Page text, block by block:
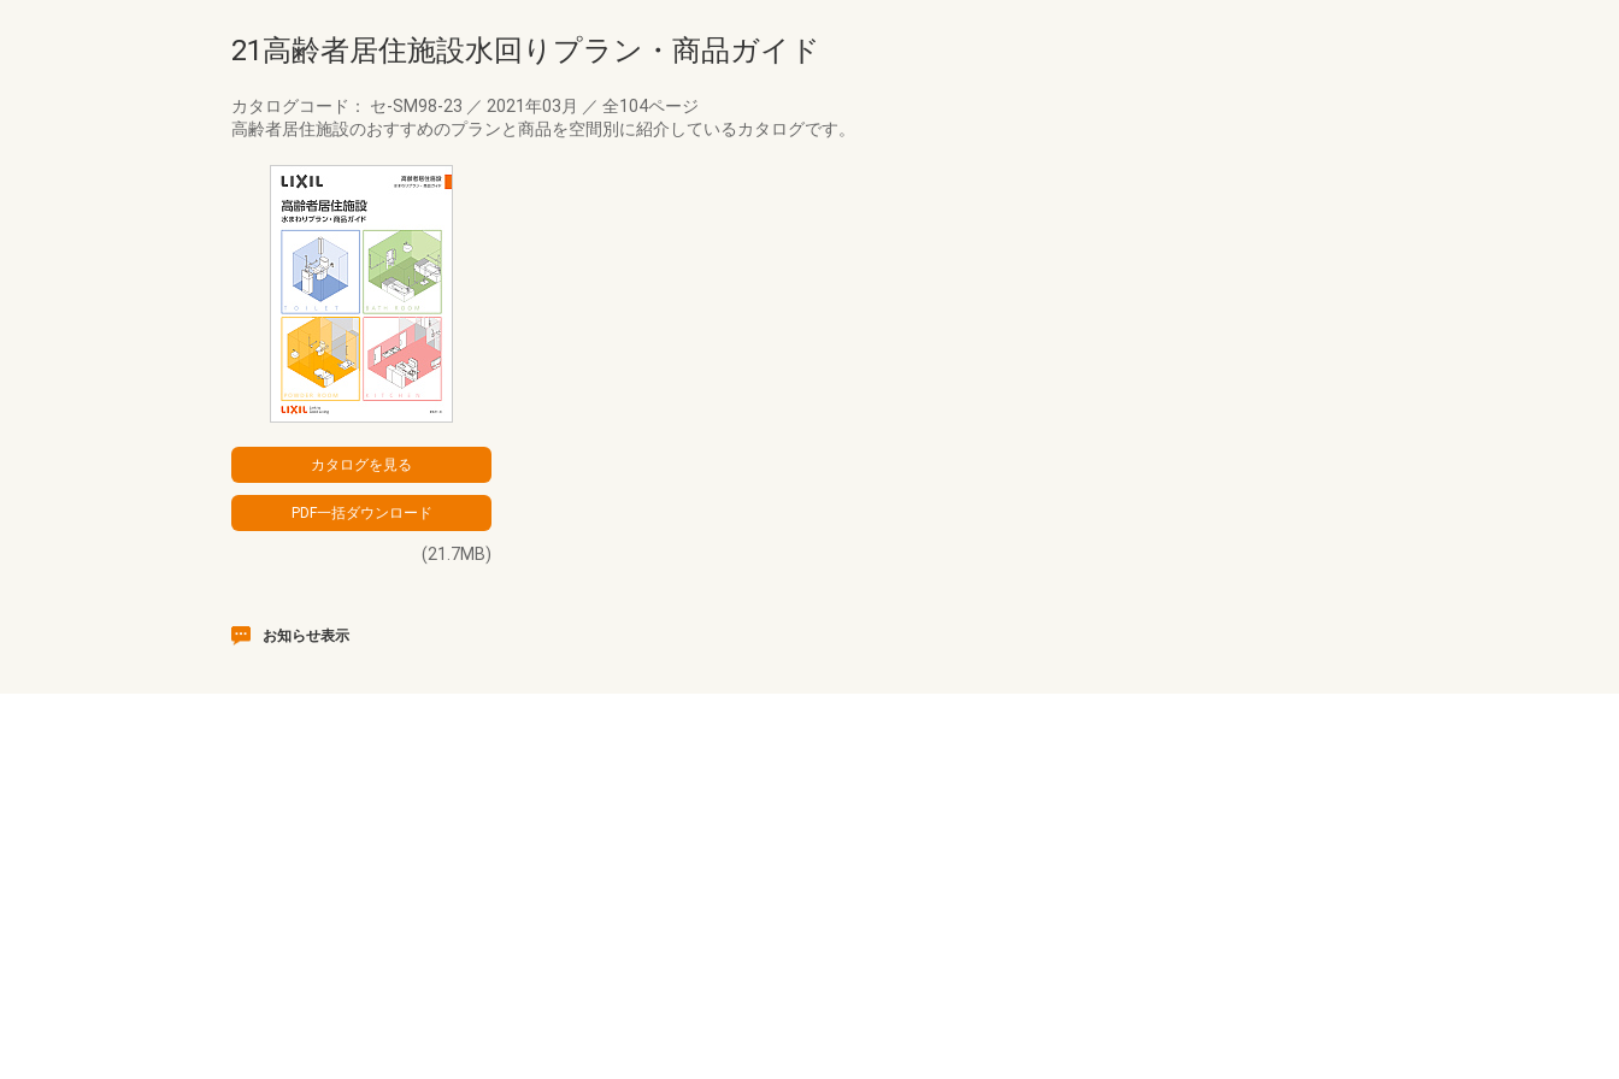
21高齢者居住施設水回りプラン・商品ガイド
カタログコード： セ-SM98-23 ／ 2021年03月 ／ 全104ページ
高齢者居住施設のおすすめのプランと商品を空間別に紹介しているカタログです。
(21.7MB)
お知らせ表示